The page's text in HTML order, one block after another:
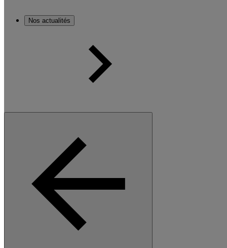
Nos actualités